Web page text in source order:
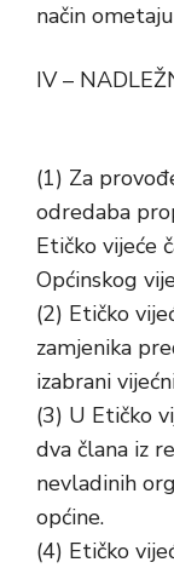
način
IV –
(1) Za
odredaba
Etičko vijeće
Općinskog
(2) Etičko
zamjenika
izabrani
(3) U Etičko
dva člana iz
nevladinih
općine.
(4) Etičko